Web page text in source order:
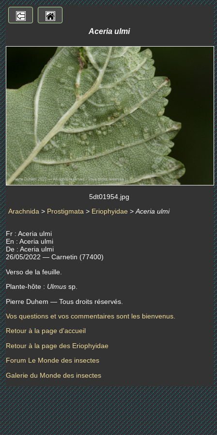
Aceria ulmi
5dt01954.jpg
Arachnida > Prostigmata > Eriophyidae > Aceria ulmi
Fr : Aceria ulmi
En : Aceria ulmi
De : Aceria ulmi
26/05/2022 — Carnetin (77400)
Verso de la feuille.
Plante-hôte : Ulmus sp.
Pierre Duhem — Tous droits réservés.
Vos questions et vos commentaires sont les bienvenus.
Retour à la page d'accueil
Retour à la page des Eriophyidae
Forum Le Monde des insectes
Galerie du Monde des insectes